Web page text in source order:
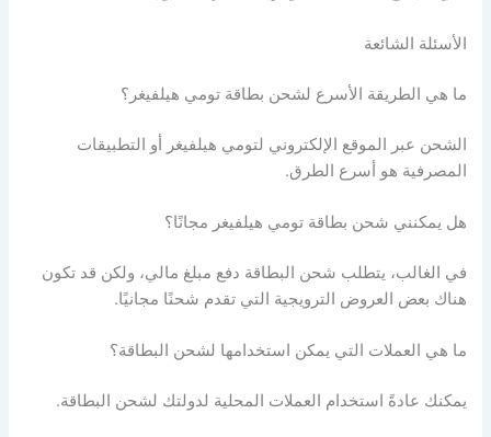
الأسئلة الشائعة
ما هي الطريقة الأسرع لشحن بطاقة تومي هيلفيغر؟
الشحن عبر الموقع الإلكتروني لتومي هيلفيغر أو التطبيقات
المصرفية هو أسرع الطرق.
هل يمكنني شحن بطاقة تومي هيلفيغر مجانًا؟
في الغالب، يتطلب شحن البطاقة دفع مبلغ مالي، ولكن قد تكون
هناك بعض العروض الترويجية التي تقدم شحنًا مجانيًا.
ما هي العملات التي يمكن استخدامها لشحن البطاقة؟
يمكنك عادةً استخدام العملات المحلية لدولتك لشحن البطاقة.